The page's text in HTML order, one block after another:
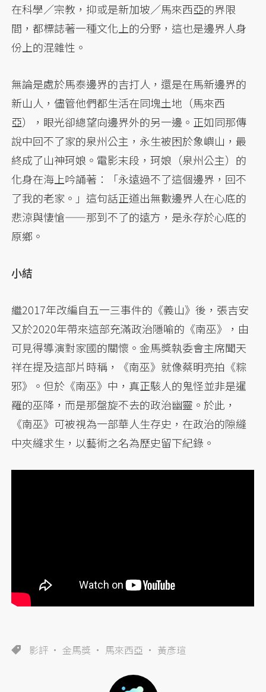
在科學／宗教，抑或是新加坡／馬來西亞的界限
間，都標誌著一種文化上的分野，這也是邊界人身
份上的混雜性。
無論是處於馬泰邊界的吉打人，還是在馬新邊界的
新山人，儘管他們都生活在同塊土地（馬來西
亞），眼光卻總望向邊界外的另一邊。正如同那傳
說中回不了家的泉州公主，永生被困於象嶼山，最
終成了山神珂娘。電影末段，珂娘（泉州公主）的
化身在海上吟誦著：「永遠過不了這個邊界，回不
了我的老家。」這句話正道出無數邊界人在心底的
悲涼與悽愴——那到不了的遠方，是永存於心底的
原鄉。
小結
繼2017年改編自五一三事件的《義山》後，張吉安
又於2020年帶來這部充滿政治隱喻的《南巫》，由
可見得導演對家國的關懷。金馬獎執委會主席聞天
祥在提及這部片時稱，《南巫》就像蔡明亮拍《粽
邪》。但於《南巫》中，真正駭人的鬼怪並非是暹
羅的巫降，而是那盤旋不去的政治幽靈。於此，
《南巫》可被視為一部華人生存史，在政治的隙縫
中夾縫求生，以藝術之名為歷史留下紀錄。
影評 金馬獎 馬來西亞 黃彥瑄